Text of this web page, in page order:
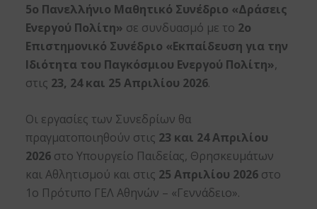
5ο Πανελλήνιο Μαθητικό Συνέδριο «Δράσεις
Ενεργού Πολίτη» σε συνδυασμό με το 2ο
Επιστημονικό Συνέδριο «Εκπαίδευση για την
Ιδιότητα του Παγκόσμιου Ενεργού Πολίτη»,
στις 23, 24 και 25 Απριλίου 2026.
Οι εργασίες των Συνεδρίων θα
πραγματοποιηθούν στις 23 και 24 Απριλίου
2026 στο Υπουργείο Παιδείας, Θρησκευμάτων
και Αθλητισμού και στις 25 Απριλίου 2026 στο
1ο Πρότυπο ΓΕΛ Αθηνών – «Γεννάδειο».